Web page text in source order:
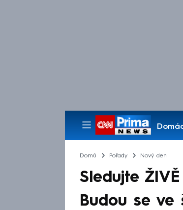
Domů Pořady Nový den
Sledujte
Budou se ve